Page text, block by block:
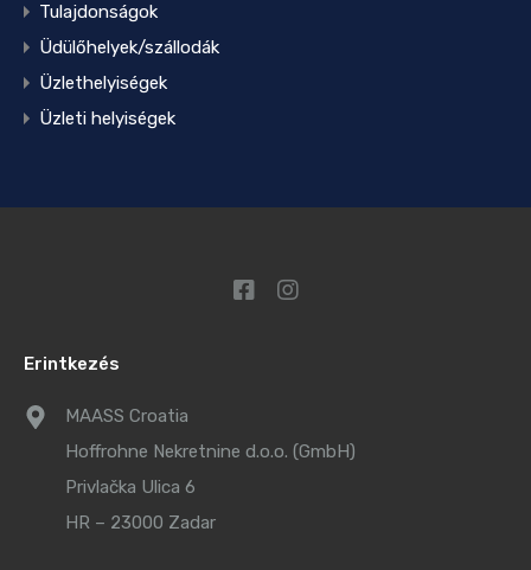
Tulajdonságok
Üdülőhelyek/szállodák
Üzlethelyiségek
Üzleti helyiségek
Erintkezés
MAASS Croatia
Hoffrohne Nekretnine d.o.o. (GmbH)
Privlačka Ulica 6
HR – 23000 Zadar